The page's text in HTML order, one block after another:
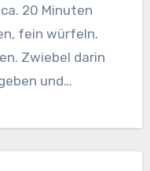
20 Minuten
fein würfeln.
Zwiebel darin
und…